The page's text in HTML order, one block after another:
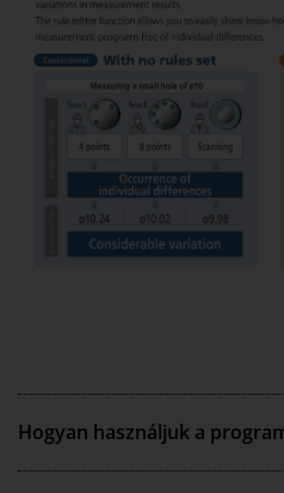
Hogyan használjuk a